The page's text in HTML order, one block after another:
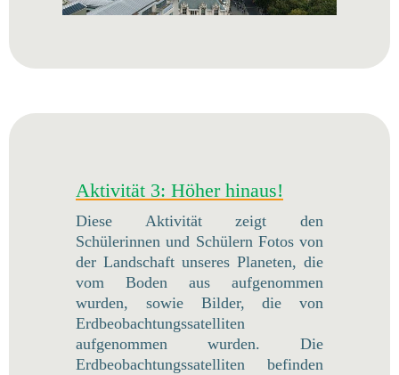
Aktivität 3: Höher hinaus!
Diese Aktivität zeigt den
Schülerinnen und Schülern Fotos von
der Landschaft unseres Planeten, die
vom Boden aus aufgenommen
wurden, sowie Bilder, die von
Erdbeobachtungssatelliten
aufgenommen wurden. Die
Erdbeobachtungssatelliten befinden